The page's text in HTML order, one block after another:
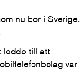
nu bor i Sverige.
ledde till att
var